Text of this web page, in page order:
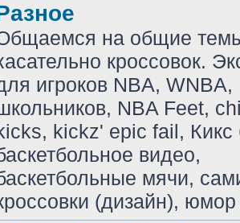
на общие
кроссовок.
игроков NBA, WNBA,
NBA Feet,
kickz' epic fail, Кикс
видео,
мячи,
(дизайн),